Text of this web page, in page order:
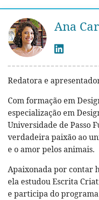
Ana
Redatora e
Com formação em
especialização em
Universidade de Passo
verdadeira paixão ao
e o amor pelos animais.
Apaixonada por contar
ela estudou Escrita
e participa do